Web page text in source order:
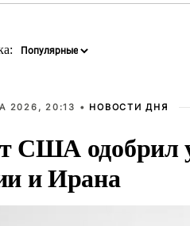
2026, 20:13 • НОВОСТИ ДНЯ
США одобрил
и Ирана